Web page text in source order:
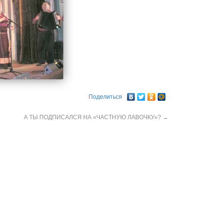
Поделиться
А ТЫ ПОДПИСАЛСЯ НА «ЧАСТНУЮ ЛАВОЧКУ»? →